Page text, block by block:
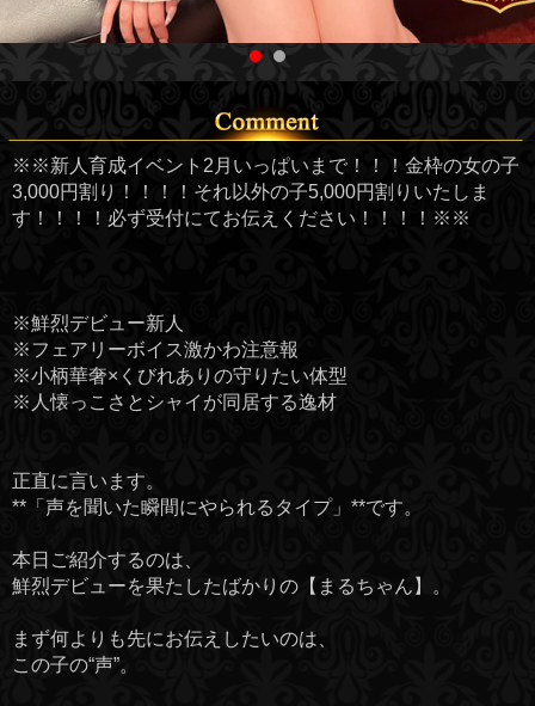
※※新人育成イベント2月いっぱいまで！！！金枠の女の子
3,000円割り！！！！それ以外の子5,000円割りいたしま
す！！！！必ず受付にてお伝えください！！！！※※
※鮮烈デビュー新人
※フェアリーボイス激かわ注意報
※小柄華奢×くびれありの守りたい体型
※人懐っこさとシャイが同居する逸材
正直に言います。
**「声を聞いた瞬間にやられるタイプ」**です。
本日ご紹介するのは、
鮮烈デビューを果たしたばかりの【まるちゃん】。
まず何よりも先にお伝えしたいのは、
この子の“声”。